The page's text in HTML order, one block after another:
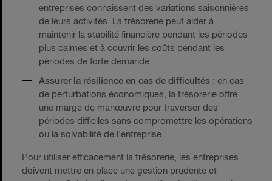
entreprises connaissent des variations saisonnières
de leurs activités. La trésorerie peut aider à
maintenir la stabilité financière pendant les périodes
plus calmes et à couvrir les coûts pendant les
périodes de forte demande.
Assurer la résilience en cas de difficultés : en cas
de perturbations économiques, la trésorerie offre
une marge de manœuvre pour traverser des
périodes difficiles sans compromettre les opérations
ou la solvabilité de l'entreprise.
Pour utiliser efficacement la trésorerie, les entreprises
doivent mettre en place une gestion prudente et